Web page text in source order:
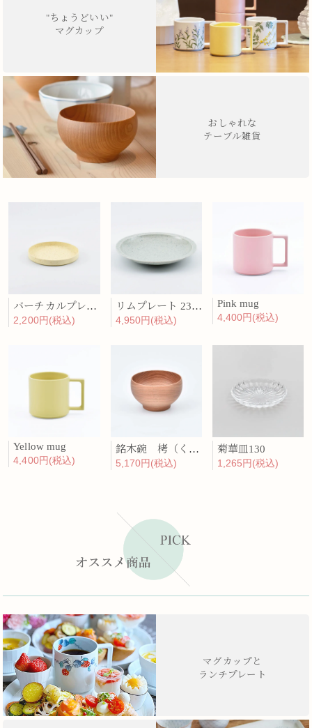
"ちょうどいい"
マグカップ
おしゃれな
テーブル雑貨
バーチカルプレート 15cm 化粧土
2,200円(税込)
リムプレート 23cm 呉須散
4,950円(税込)
Pink mug
4,400円(税込)
Yellow mug
4,400円(税込)
銘木碗 栲（くるみ）
5,170円(税込)
菊華皿130
1,265円(税込)
マグカップと
ランチプレート